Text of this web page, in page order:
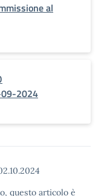
al
09-2024
questo articolo è